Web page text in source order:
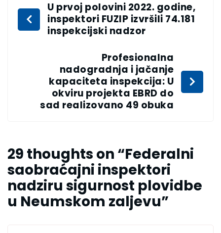
U prvoj polovini 2022. godine,
inspektori FUZIP izvršili 74.181
inspekcijski nadzor
Profesionalna
nadogradnja i jačanje
kapaciteta inspekcija: U
okviru projekta EBRD do
sad realizovano 49 obuka
29 thoughts on “Federalni
saobraćajni inspektori
nadziru sigurnost plovidbe
u Neumskom zaljevu”